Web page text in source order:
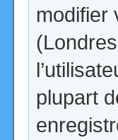
modifier
plupart